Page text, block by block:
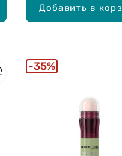
Добавить в
35%